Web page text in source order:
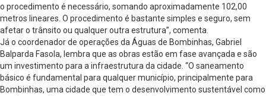
o procedimento é necessário, somando aproximadamente 102,00
metros lineares. O procedimento é bastante simples e seguro, sem
afetar o trânsito ou qualquer outra estrutura”, comenta.
Já o coordenador de operações da Águas de Bombinhas, Gabriel
Balparda Fasola, lembra que as obras estão em fase avançada e são
um investimento para a infraestrutura da cidade. “O saneamento
básico é fundamental para qualquer município, principalmente para
Bombinhas, uma cidade que tem o desenvolvimento sustentável como